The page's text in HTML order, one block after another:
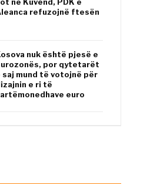
refuzojnë ftesën
nuk është pjesë e
por qytetarët
saj mund të votojnë për
e ri të
euro